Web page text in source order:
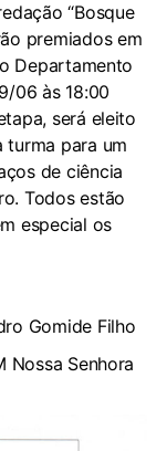
“Bosque
premiados em
Departamento
06 às 18:00
será eleito
turma para um
de ciência
Todos estão
especial os
Gomide Filho
Nossa Senhora